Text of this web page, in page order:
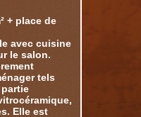
+ place de
avec cuisine
le salon.
tels
Elle est